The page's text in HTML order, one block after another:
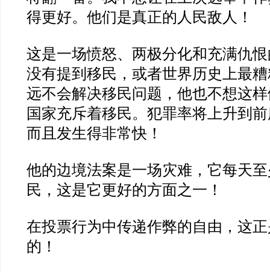
得更好。他们是真正的人民敌人！
这是一场愤怒、两极分化和充满仇
没有提到移民，或者世界历史上最
远不会解决移民问题，他也不想这
国家充斥着移民。犯罪率将上升到
而且发生得非常快！
他的边境法案是一场灾难，它每天
民，这是它更好的方面之一！
在投票行为中传递作弊的自由，这
的！